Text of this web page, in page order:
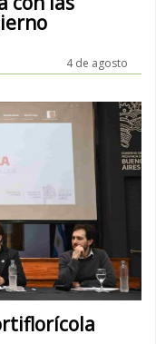
4 de agosto